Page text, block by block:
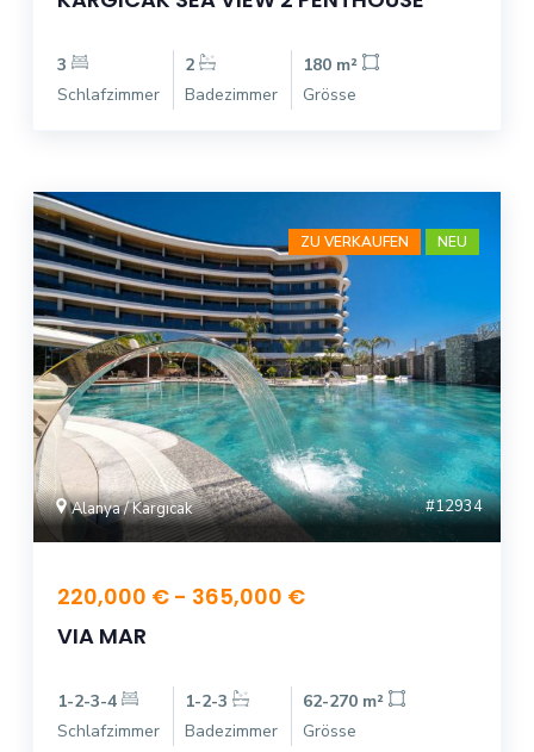
3
Schlafzimmer
2
Badezimmer
180 m²
Grösse
ZU VERKAUFEN NEU
Alanya / Kargıcak #12934
220,000 € - 365,000 €
VIA MAR
1-2-3-4
Schlafzimmer
1-2-3
Badezimmer
62-270 m²
Grösse